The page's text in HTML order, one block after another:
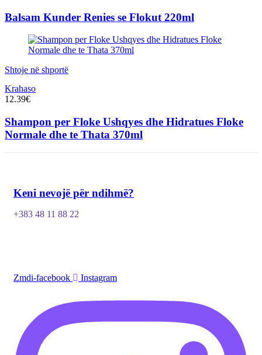
Balsam Kunder Renies se Flokut 220ml
Shtoje në shportë
Krahaso
12.39€
Shampon per Floke Ushqyes dhe Hidratues Floke
Normale dhe te Thata 370ml
Keni nevojë për ndihmë?
+383 48 11 88 22
Zmdi-facebook Instagram